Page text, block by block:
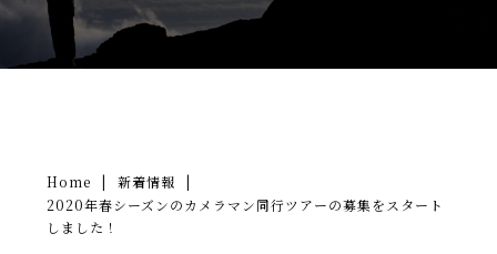
Home | 新着情報
|
2020年春シーズンのカメラマン同行ツアーの募集をスタート
しました！